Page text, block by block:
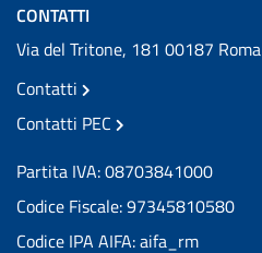
CONTATTI
Via del Tritone, 181 00187 Roma
Contatti
Contatti PEC
Partita IVA: 08703841000
Codice Fiscale: 97345810580
Codice IPA AIFA: aifa_rm